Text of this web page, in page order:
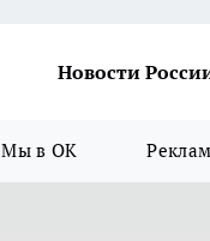
Новости
Мы в ОК